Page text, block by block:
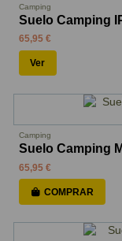
Camping
Suelo Camping
65,95 €
Ver
Camping
Suelo Camping
65,95 €
COMPRAR